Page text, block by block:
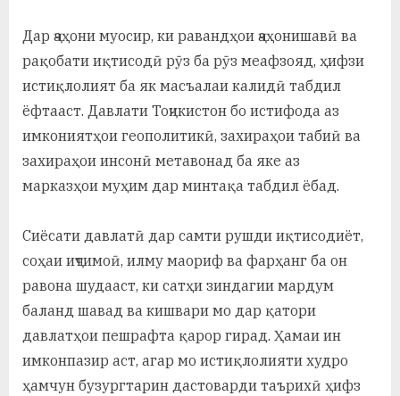
Дар ҷаҳони муосир, ки равандҳои ҷаҳонишавӣ ва
рақобати иқтисодӣ рӯз ба рӯз меафзояд, ҳифзи
истиқлолият ба як масъалаи калидӣ табдил
ёфтааст. Давлати Тоҷикистон бо истифода аз
имкониятҳои геополитикӣ, захираҳои табиӣ ва
захираҳои инсонӣ метавонад ба яке аз
марказҳои муҳим дар минтақа табдил ёбад.
Сиёсати давлатӣ дар самти рушди иқтисодиёт,
соҳаи иҷтимоӣ, илму маориф ва фарҳанг ба он
равона шудааст, ки сатҳи зиндагии мардум
баланд шавад ва кишвари мо дар қатори
давлатҳои пешрафта қарор гирад. Ҳамаи ин
имконпазир аст, агар мо истиқлолияти худро
ҳамчун бузургтарин дастоварди таърихӣ ҳифз